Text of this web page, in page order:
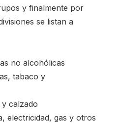
y finalmente por
se listan a
no alcohólicas
tabaco y
calzado
electricidad, gas y otros